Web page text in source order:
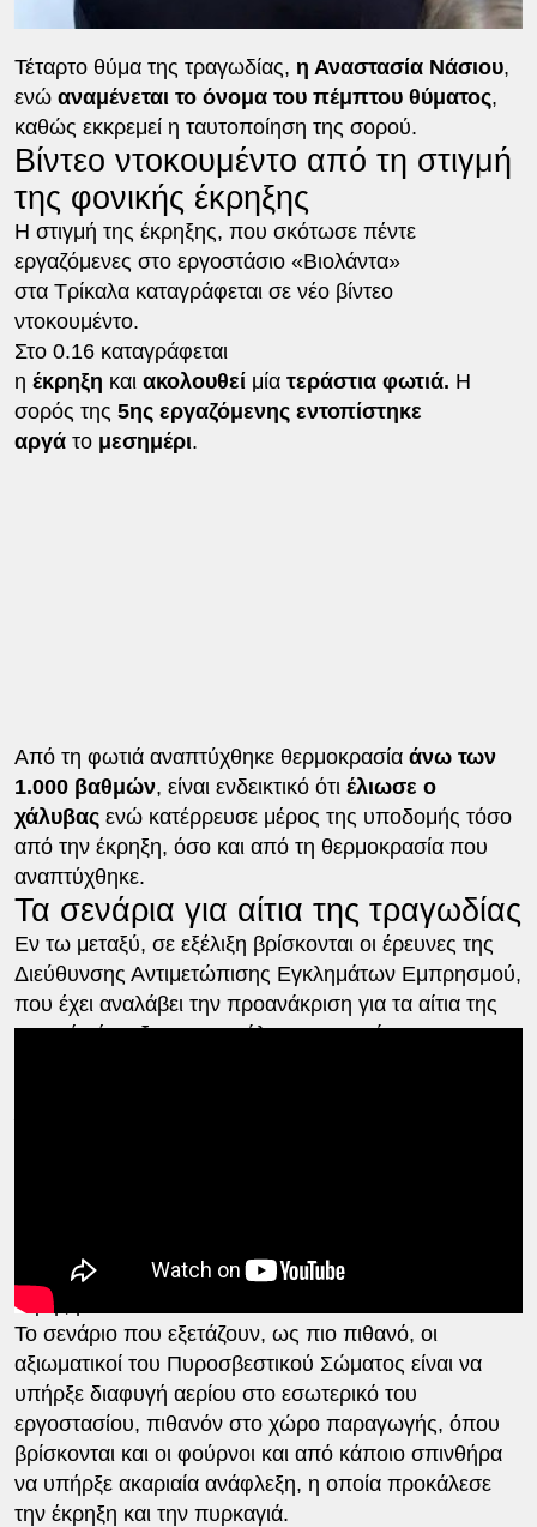
Τέταρτο θύμα της τραγωδίας, η Αναστασία Νάσιου,
ενώ αναμένεται το όνομα του πέμπτου θύματος,
καθώς εκκρεμεί η ταυτοποίηση της σορού.
Βίντεο ντοκουμέντο από τη στιγμή
της φονικής έκρηξης
Η στιγμή της έκρηξης, που σκότωσε πέντε
εργαζόμενες στο εργοστάσιο «Βιολάντα»
στα Τρίκαλα καταγράφεται σε νέο βίντεο
ντοκουμέντο.
Στο 0.16 καταγράφεται
η έκρηξη και ακολουθεί μία τεράστια φωτιά. Η
σορός της 5ης εργαζόμενης εντοπίστηκε
αργά το μεσημέρι.
Από τη φωτιά αναπτύχθηκε θερμοκρασία άνω των
1.000 βαθμών, είναι ενδεικτικό ότι έλιωσε ο
χάλυβαςενώ κατέρρευσε μέρος της υποδομής τόσο
από την έκρηξη, όσο και από τη θερμοκρασία που
αναπτύχθηκε.
Τα σενάρια για αίτια της τραγωδίας
Eν τω μεταξύ, σε εξέλιξη βρίσκονται οι έρευνες της
Διεύθυνσης Αντιμετώπισης Εγκλημάτων Εμπρησμού,
που έχει αναλάβει την προανάκριση για τα αίτια της
φονικής έκρηξης και μεγάλης πυρκαγιάς, τα
απαντήσεις στις αιτίες που προκάλεσαν την ισχυρή
έκρηξη.
Το σενάριο που εξετάζουν, ως πιο πιθανό, οι
αξιωματικοί του Πυροσβεστικού Σώματος είναι να
υπήρξε διαφυγή αερίου στο εσωτερικό του
εργοστασίου, πιθανόν στο χώρο παραγωγής, όπου
βρίσκονται και οι φούρνοι και από κάποιο σπινθήρα
να υπήρξε ακαριαία ανάφλεξη, η οποία προκάλεσε
την έκρηξη και την πυρκαγιά.